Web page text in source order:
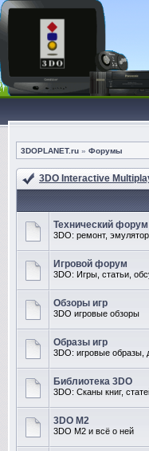
3DOPLANET.ru » Форумы
3DO Interactive
Технический форум
3DO: ремонт,
Игровой форум
3DO: Игры, статьи,
Обзоры игр
3DO игровые обзоры
Образы игр
3DO: игровые образы,
Библиотека 3DO
3DO: Сканы книг,
3DO M2
3DO M2 и всё о ней